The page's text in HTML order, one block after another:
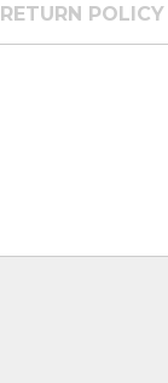
RETURN POLICY